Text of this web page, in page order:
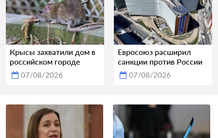
Крысы захватили дом в
российском городе
07/08/2026
Евросоюз расширил
санкции против России
07/08/2026